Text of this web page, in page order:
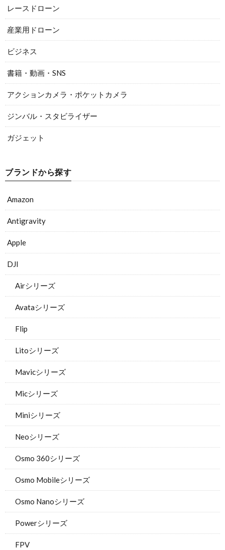
レースドローン
産業用ドローン
ビジネス
書籍・動画・SNS
アクションカメラ・ポケットカメラ
ジンバル・スタビライザー
ガジェット
ブランドから探す
Amazon
Antigravity
Apple
DJI
Airシリーズ
Avataシリーズ
Flip
Litoシリーズ
Mavicシリーズ
Micシリーズ
Miniシリーズ
Neoシリーズ
Osmo 360シリーズ
Osmo Mobileシリーズ
Osmo Nanoシリーズ
Powerシリーズ
FPV